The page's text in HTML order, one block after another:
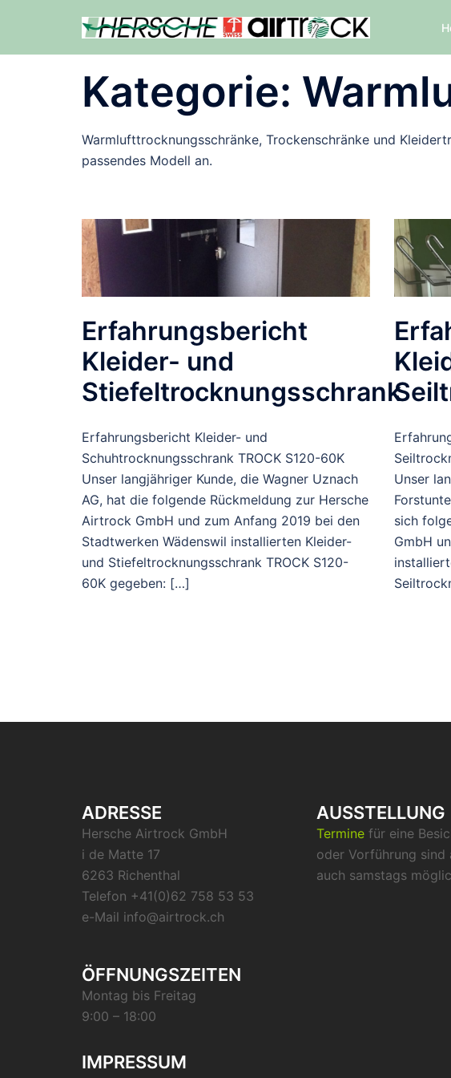
springen
Kategorie:
Warmlufttrocknungsschränke, Trockenschränke und
passendes Modell an.
Erfahrungsbericht
Kleider- und
Stiefeltrocknungsschrank
Erfahrungsbericht Kleider- und
Schuhtrocknungsschrank TROCK S120-60K
Unser langjähriger Kunde, die Wagner Uznach
AG, hat die folgende Rückmeldung zur Hersche
Airtrock GmbH und zum Anfang 2019 bei den
Stadtwerken Wädenswil installierten Kleider-
und Stiefeltrocknungsschrank TROCK S120-
60K gegeben: […]
Unser
sich
GmbH
ADRESSE
Hersche Airtrock GmbH
i de Matte 17
6263 Richenthal
Telefon +41(0)62 758 53 53
e-Mail info@airtrock.ch
ÖFFNUNGSZEITEN
Montag bis Freitag
9:00 – 18:00
IMPRESSUM
AUSSTELLUNG
Termine für eine
oder Vorführung sind
auch samstags